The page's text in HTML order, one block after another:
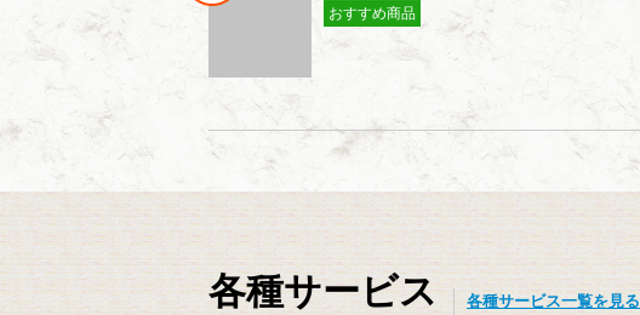
おすすめ商品
各種サービス 各種サービス一覧を見る